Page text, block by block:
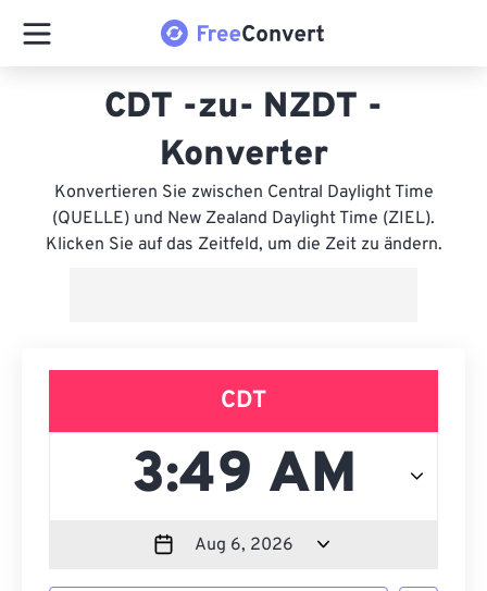
CDT -zu- NZDT -
Konverter
Konvertieren Sie zwischen Central Daylight Time
(QUELLE) und New Zealand Daylight Time (ZIEL).
Klicken Sie auf das Zeitfeld, um die Zeit zu ändern.
CDT